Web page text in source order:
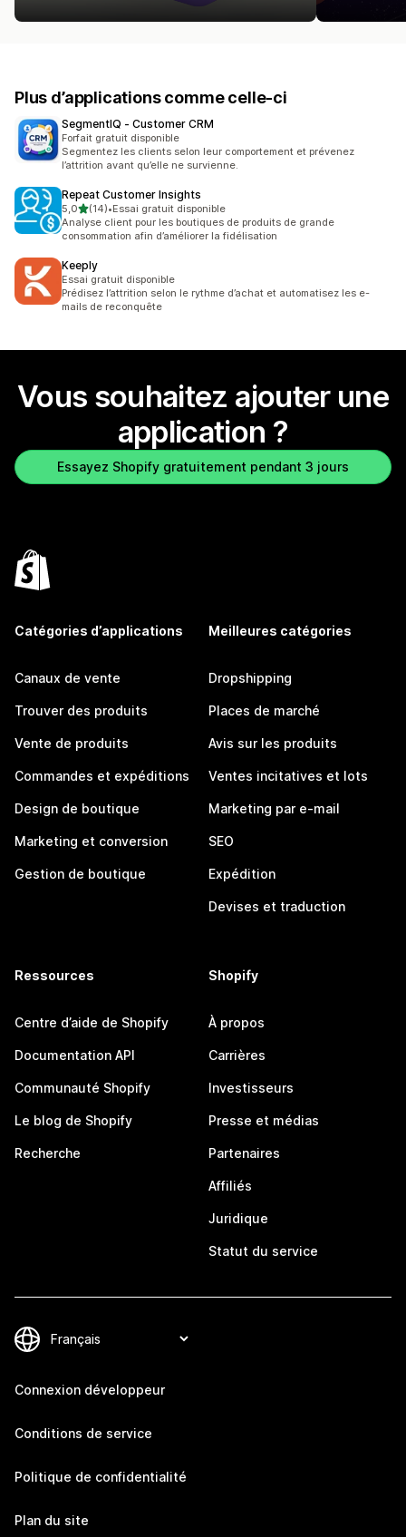
Plus d’applications comme celle-ci
SegmentIQ ‑ Customer CRM
Forfait gratuit disponible
Segmentez les clients selon leur comportement et prévenez
l’attrition avant qu’elle ne survienne.
Repeat Customer Insights
5,0étoile(s) sur 5
(14)
14 avis au total
•Essai gratuit disponible
Analyse client pour les boutiques de produits de grande
consommation afin d’améliorer la fidélisation
Keeply
Essai gratuit disponible
Prédisez l’attrition selon le rythme d’achat et automatisez les e-
mails de reconquête
Vous souhaitez ajouter une
application ?
Essayez Shopify gratuitement pendant 3 jours
Catégories d’applications
Canaux de vente
Trouver des produits
Vente de produits
Commandes et expéditions
Design de boutique
Marketing et conversion
Gestion de boutique
Meilleures catégories
Dropshipping
Places de marché
Avis sur les produits
Ventes incitatives et lots
Marketing par e-mail
SEO
Expédition
Devises et traduction
Ressources
Centre d’aide de Shopify
Documentation API
Communauté Shopify
Le blog de Shopify
Recherche
Shopify
À propos
Carrières
Investisseurs
Presse et médias
Partenaires
Affiliés
Juridique
Statut du service
Connexion développeur
Conditions de service
Politique de confidentialité
Plan du site